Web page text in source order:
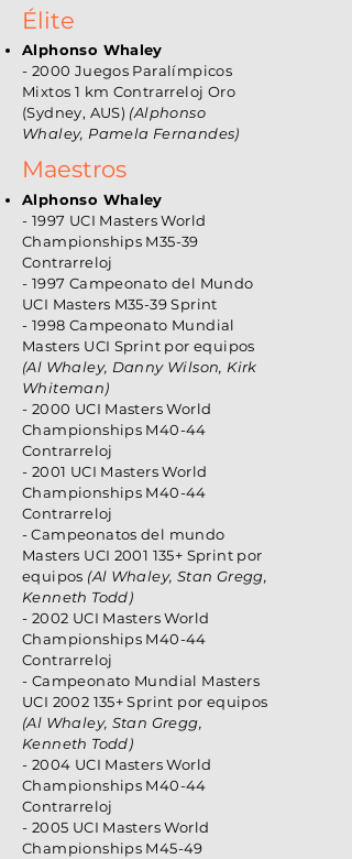
Élite
Alphonso Whaley
- 2000 Juegos Paralímpicos
Mixtos 1 km Contrarreloj Oro
(Sydney, AUS) (Alphonso
Whaley, Pamela Fernandes)
Maestros
Alphonso Whaley
- 1997 UCI Masters World
Championships M35-39
Contrarreloj
- 1997 Campeonato del Mundo
UCI Masters M35-39 Sprint
- 1998 Campeonato Mundial
Masters UCI Sprint por equipos
(Al Whaley, Danny Wilson, Kirk
Whiteman)
- 2000 UCI Masters World
Championships M40-44
Contrarreloj
- 2001 UCI Masters World
Championships M40-44
Contrarreloj
- Campeonatos del mundo
Masters UCI 2001 135+ Sprint por
equipos (Al Whaley, Stan Gregg,
Kenneth Todd)
- 2002 UCI Masters World
Championships M40-44
Contrarreloj
- Campeonato Mundial Masters
UCI 2002 135+ Sprint por equipos
(Al Whaley, Stan Gregg,
Kenneth Todd)
- 2004 UCI Masters World
Championships M40-44
Contrarreloj
- 2005 UCI Masters World
Championships M45-49